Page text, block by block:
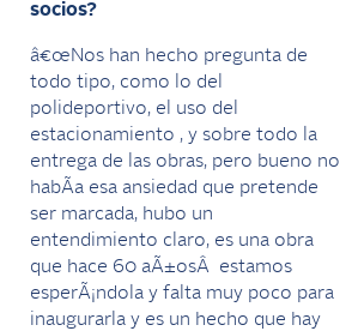
socios?
â€œNos han hecho pregunta de
todo tipo, como lo del
polideportivo, el uso del
estacionamiento , y sobre todo la
entrega de las obras, pero bueno no
habÃ­a esa ansiedad que pretende
ser marcada, hubo un
entendimiento claro, es una obra
que hace 60 aÃ±osÂ estamos
esperÃ¡ndola y falta muy poco para
inaugurarla y es un hecho que hay